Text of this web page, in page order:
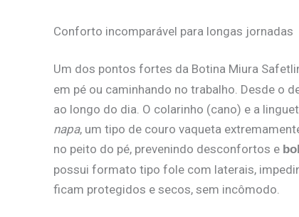
Conforto incomparável para longas jornadas
Um dos pontos fortes da Botina Miura
em pé ou caminhando no trabalho. Desde o
ao longo do dia. O colarinho (cano) e a
napa, um tipo de couro vaqueta
no peito do pé, prevenindo desconfortos e
possui formato tipo fole com laterais,
ficam protegidos e secos, sem incômodo.